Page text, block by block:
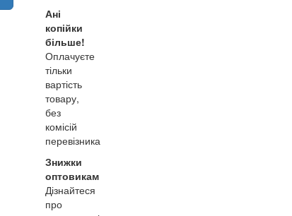
Ані
копійки
більше!
Оплачуєте
тільки
вартість
товару,
без
комісій
перевізника
Знижки
оптовикам
Дізнайтеся
про